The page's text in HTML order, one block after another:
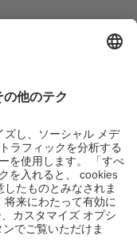
ビス
、お客様のア
集する可能性
。このコンテ
し、サービス
。